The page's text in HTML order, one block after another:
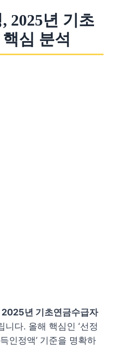
2025년 기초
심 분석
2025년 기초연금수급자
니다. 올해 핵심인 ‘선정
인정액’ 기준을 명확하